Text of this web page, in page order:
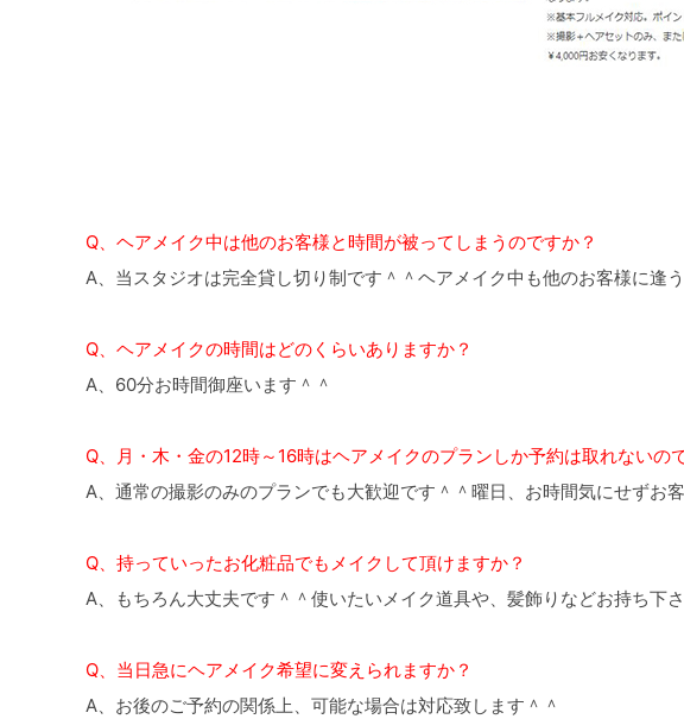
Q、ヘアメイク中は他のお客様と時間が被ってしまうのですか？
A、当スタジオは完全貸し切り制です＾＾ヘアメイク中も他のお客様に逢
Q、ヘアメイクの時間はどのくらいありますか？
A、60分お時間御座います＾＾
Q、月・木・金の12時～16時はヘアメイクのプランしか予約は取れないの
A、通常の撮影のみのプランでも大歓迎です＾＾曜日、お時間気にせずお
Q、持っていったお化粧品でもメイクして頂けますか？
A、もちろん大丈夫です＾＾使いたいメイク道具や、髪飾りなどお持ち下
Q、当日急にヘアメイク希望に変えられますか？
A、お後のご予約の関係上、可能な場合は対応致します＾＾